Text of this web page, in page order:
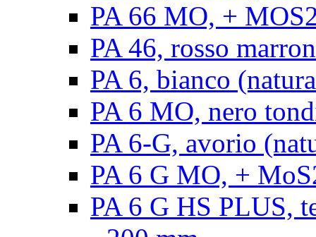
PA 66 MO, +
PA 46, rosso
PA 6, bianco
PA 6 MO, nero
PA 6-G, avorio
PA 6 G MO, +
PA 6 G HS PLUS,